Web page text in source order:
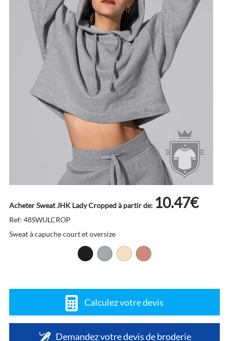
Acheter Sweat JHK Lady Cropped à partir de: 10.47€
Ref: 48SWULCROP
Sweat à capuche court et oversize
Calculez votre devis
Demandez votre devis de broderie